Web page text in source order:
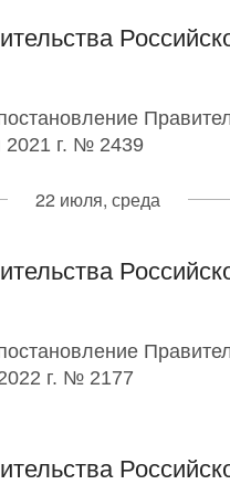
2021 г. № 2439
22 июля, среда
г. № 2177